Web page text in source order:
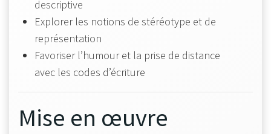
descriptive
Explorer les notions de stéréotype et de
représentation
Favoriser l’humour et la prise de distance
avec les codes d’écriture
Mise en œuvre